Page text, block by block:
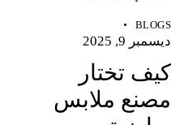
BLOGS
ديسمبر 9, 2025
كيف تختار
مصنع ملابس